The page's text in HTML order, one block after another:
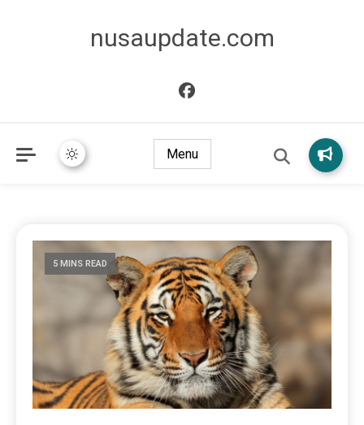
nusaupdate.com
Menu
5 MINS READ